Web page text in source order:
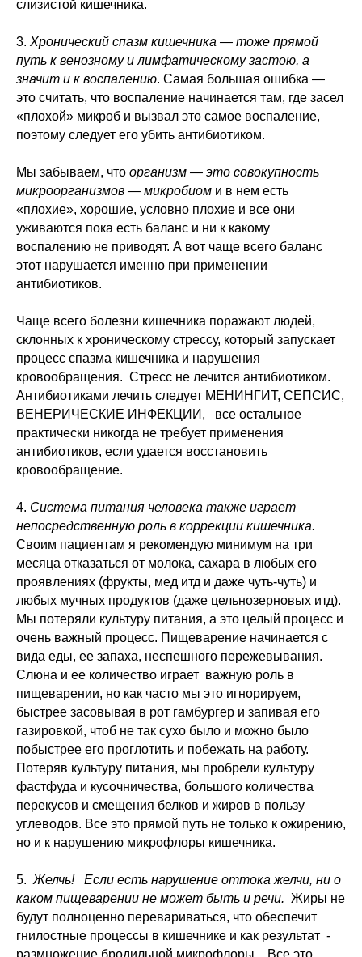
слизистой кишечника.
3. Хронический спазм кишечника — тоже прямой
путь к венозному и лимфатическому застою, а
значит и к воспалению. Самая большая ошибка —
это считать, что воспаление начинается там, где засел
«плохой» микроб и вызвал это самое воспаление,
поэтому следует его убить антибиотиком.
Мы забываем, что организм — это совокупность
микроорганизмов — микробиом и в нем есть
«плохие», хорошие, условно плохие и все они
уживаются пока есть баланс и ни к какому
воспалению не приводят. А вот чаще всего баланс
этот нарушается именно при применении
антибиотиков.
Чаще всего болезни кишечника поражают людей,
склонных к хроническому стрессу, который запускает
процесс спазма кишечника и нарушения
кровообращения. Стресс не лечится антибиотиком.
Антибиотиками лечить следует МЕНИНГИТ, СЕПСИС,
ВЕНЕРИЧЕСКИЕ ИНФЕКЦИИ, все остальное
практически никогда не требует применения
антибиотиков, если удается восстановить
кровообращение.
4. Система питания человека также играет
непосредственную роль в коррекции кишечника.
Своим пациентам я рекомендую минимум на три
месяца отказаться от молока, сахара в любых его
проявлениях (фрукты, мед итд и даже чуть-чуть) и
любых мучных продуктов (даже цельнозерновых итд).
Мы потеряли культуру питания, а это целый процесс и
очень важный процесс. Пищеварение начинается с
вида еды, ее запаха, неспешного пережевывания.
Слюна и ее количество играет важную роль в
пищеварении, но как часто мы это игнорируем,
быстрее засовывая в рот гамбургер и запивая его
газировкой, чтоб не так сухо было и можно было
побыстрее его проглотить и побежать на работу.
Потеряв культуру питания, мы пробрели культуру
фастфуда и кусочничества, большого количества
перекусов и смещения белков и жиров в пользу
углеводов. Все это прямой путь не только к ожирению,
но и к нарушению микрофлоры кишечника.
5. Желчь! Если есть нарушение оттока желчи, ни о
каком пищеварении не может быть и речи. Жиры не
будут полноценно перевариваться, что обеспечит
гнилостные процессы в кишечнике и как результат -
размножение бродильной микрофлоры. Все это